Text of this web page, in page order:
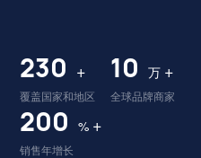
230 +
覆盖国家和地区
10 万 +
全球品牌商家
200 % +
销售年增长